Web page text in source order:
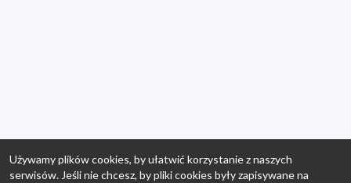
Używamy plików cookies, by ułatwić korzystanie z naszych
serwisów. Jeśli nie chcesz, by pliki cookies były zapisywane na